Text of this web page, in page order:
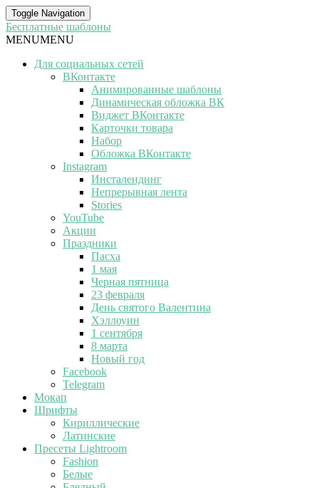
Toggle Navigation
Бесплатные шаблоны
MENUMENU
Для социальных сетей
ВКонтакте
Анимированные шаблоны
Динамическая обложка ВК
Виджет ВКонтакте
Карточки товара
Набор
Обложка ВКонтакте
Instagram
Инсталендинг
Непрерывная лента
Stories
YouTube
Акции
Праздники
Пасха
1 мая
Черная пятница
23 февраля
День святого Валентина
Хэллоуин
1 сентября
8 марта
Новый год
Facebook
Telegram
Мокап
Шрифты
Кириллические
Латинские
Пресеты Lightroom
Fashion
Белые